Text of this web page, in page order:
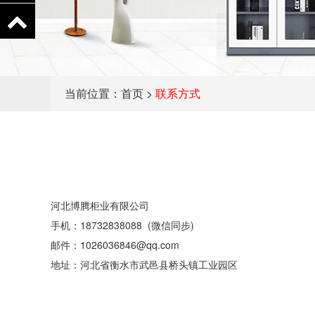
当前位置： 首页 > 联系方式
河北博腾柜业有限公司
手机：18732838088 (微信同步)
邮件：1026036846@qq.com
地址：河北省衡水市武邑县桥头镇工业园区